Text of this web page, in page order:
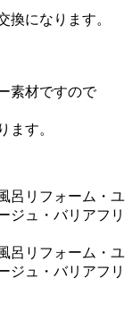
換になります。
素材ですので
ます。